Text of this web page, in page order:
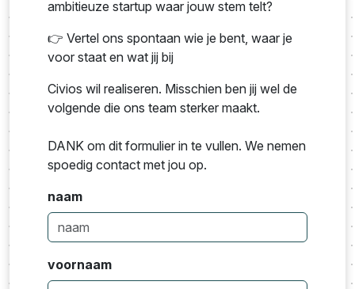
ambitieuze startup waar jouw stem telt?
👉 Vertel ons spontaan wie je bent, waar je
voor staat en wat jij bij
Civios wil realiseren. Misschien ben jij wel de
volgende die ons team sterker maakt.
DANK om dit formulier in te vullen. We nemen
spoedig contact met jou op.
naam
voornaam